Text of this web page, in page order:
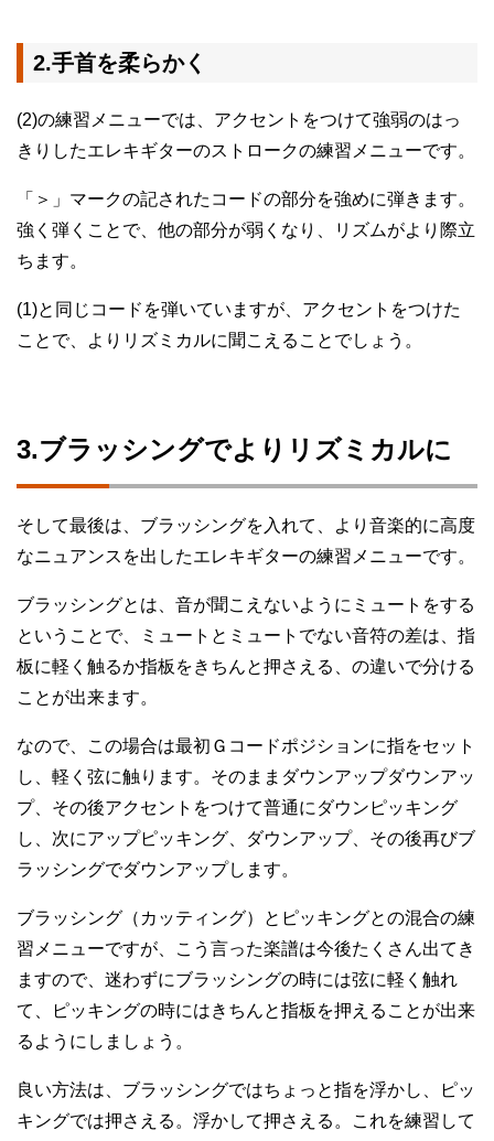
2.手首を柔らかく
(2)の練習メニューでは、アクセントをつけて強弱のはっ
きりしたエレキギターのストロークの練習メニューです。
「＞」マークの記されたコードの部分を強めに弾きます。
強く弾くことで、他の部分が弱くなり、リズムがより際立
ちます。
(1)と同じコードを弾いていますが、アクセントをつけた
ことで、よりリズミカルに聞こえることでしょう。
3.ブラッシングでよりリズミカルに
そして最後は、ブラッシングを入れて、より音楽的に高度
なニュアンスを出したエレキギターの練習メニューです。
ブラッシングとは、音が聞こえないようにミュートをする
ということで、ミュートとミュートでない音符の差は、指
板に軽く触るか指板をきちんと押さえる、の違いで分ける
ことが出来ます。
なので、この場合は最初Ｇコードポジションに指をセット
し、軽く弦に触ります。そのままダウンアップダウンアッ
プ、その後アクセントをつけて普通にダウンピッキング
し、次にアップピッキング、ダウンアップ、その後再びブ
ラッシングでダウンアップします。
ブラッシング（カッティング）とピッキングとの混合の練
習メニューですが、こう言った楽譜は今後たくさん出てき
ますので、迷わずにブラッシングの時には弦に軽く触れ
て、ピッキングの時にはきちんと指板を押えることが出来
るようにしましょう。
良い方法は、ブラッシングではちょっと指を浮かし、ピッ
キングでは押さえる。浮かして押さえる。これを練習して